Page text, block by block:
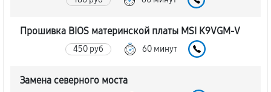
Прошивка BIOS материнской платы MSI K9VGM-V
450 руб 60 минут
Замена северного моста